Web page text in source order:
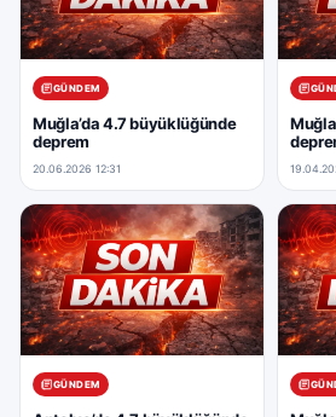
GÜNDEM
Muğla’da 4.7 büyüklüğünde
deprem
20.06.2026 12:31
GÜNDEM